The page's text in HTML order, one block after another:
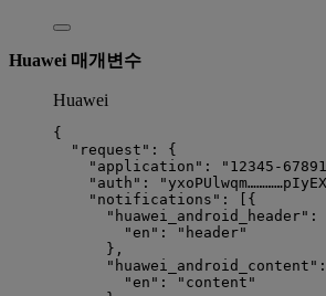
Huawei 매개변수
Huawei
{
"request" : {
"application" : " 12345-67891
"auth" : "
"notifications" : [{
"huawei_android_header"
"en" : " header"
},
"huawei_android_content"
"en" : " content "